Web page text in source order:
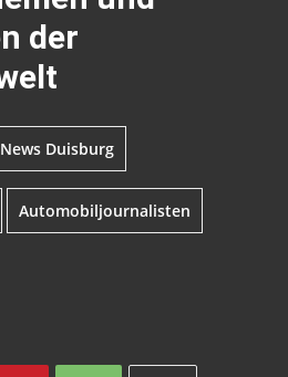
der
Duisburg
Automobiljournalisten